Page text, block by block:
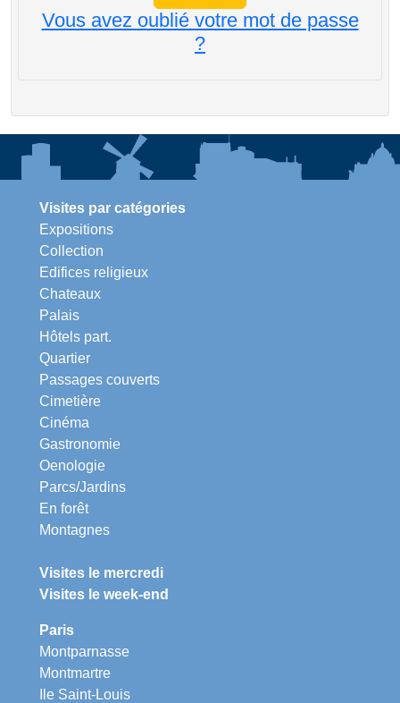
Vous avez oublié votre mot de passe
?
Visites par catégories
Expositions
Collection
Edifices religieux
Chateaux
Palais
Hôtels part.
Quartier
Passages couverts
Cimetière
Cinéma
Gastronomie
Oenologie
Parcs/Jardins
En forêt
Montagnes
Visites le mercredi
Visites le week-end
Paris
Montparnasse
Montmartre
Ile Saint-Louis